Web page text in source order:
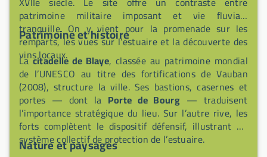
patrimoine militaire imposant et vie fluviale
tranquille. On y vient pour la promenade sur les
remparts, les vues sur l’estuaire et la découverte des
vins locaux.
Patrimoine et histoire
Lacitadelle de Blaye, classée au patrimoine mondial
de l’UNESCO au titre des fortifications de Vauban
(2008), structure la ville. Ses bastions, casernes et
portes — dont la Porte de Bourg— traduisent
l’importance stratégique du lieu. Sur l’autre rive, les
forts complètent le dispositif défensif, illustrant un
système collectif de protection de l’estuaire.
Nature et paysages